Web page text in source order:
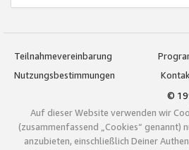
Teilnahmevereinbarung
Nutzungsbestimmungen
©
Auf dieser Website verwenden wir
(zusammenfassend „Cookies“ genannt)
anzubieten, einschließlich Deiner